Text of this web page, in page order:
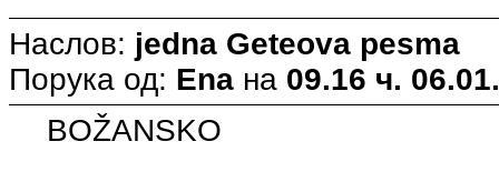
Наслов: jedna Geteova pesma
Порука од: Ena на 09.16 ч.
BOŽANSKO